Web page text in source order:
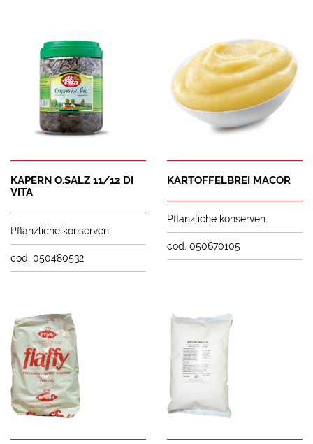
KAPERN O.SALZ 11/12 DI
VITA
Pflanzliche konserven
cod. 050480532
KARTOFFELBREI MACOR
Pflanzliche konserven
cod. 050670105